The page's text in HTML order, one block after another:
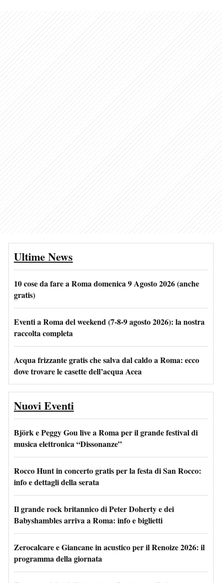
Ultime News
10 cose da fare a Roma domenica 9 Agosto 2026 (anche
gratis)
Eventi a Roma del weekend (7-8-9 agosto 2026): la nostra
raccolta completa
Acqua frizzante gratis che salva dal caldo a Roma: ecco
dove trovare le casette dell’acqua Acea
Nuovi Eventi
Björk e Peggy Gou live a Roma per il grande festival di
musica elettronica “Dissonanze”
Rocco Hunt in concerto gratis per la festa di San Rocco:
info e dettagli della serata
Il grande rock britannico di Peter Doherty e dei
Babyshambles arriva a Roma: info e biglietti
Zerocalcare e Giancane in acustico per il Renoize 2026: il
programma della giornata